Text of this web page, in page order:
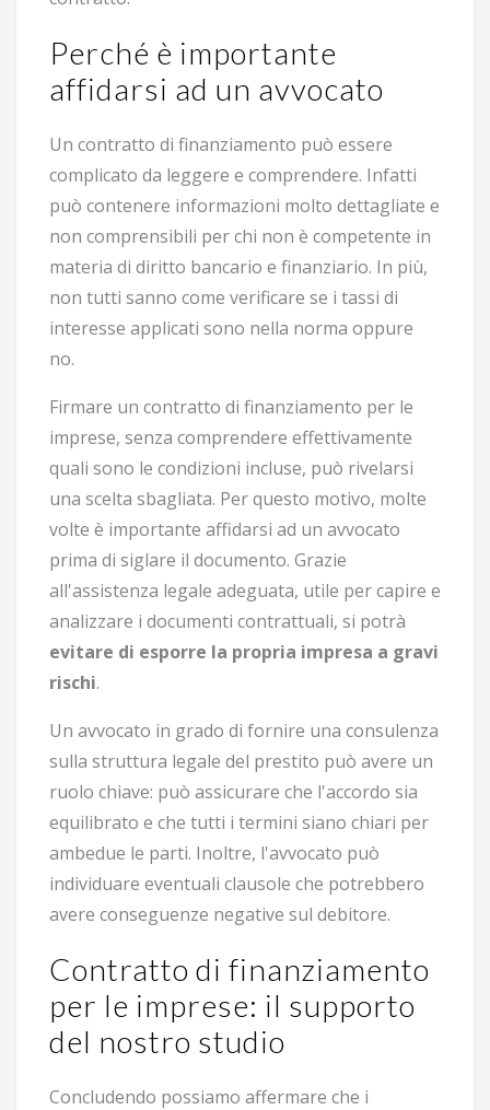
Perché è importante
affidarsi ad un avvocato
Un contratto di finanziamento può essere
complicato da leggere e comprendere. Infatti
può contenere informazioni molto dettagliate e
non comprensibili per chi non è competente in
materia di diritto bancario e finanziario. In più,
non tutti sanno come verificare se i tassi di
interesse applicati sono nella norma oppure
no.
Firmare un contratto di finanziamento per le
imprese, senza comprendere effettivamente
quali sono le condizioni incluse, può rivelarsi
una scelta sbagliata. Per questo motivo, molte
volte è importante affidarsi ad un avvocato
prima di siglare il documento. Grazie
all'assistenza legale adeguata, utile per capire e
analizzare i documenti contrattuali, si potrà
evitare di esporre la propria impresa a gravi
rischi.
Un avvocato in grado di fornire una consulenza
sulla struttura legale del prestito può avere un
ruolo chiave: può assicurare che l'accordo sia
equilibrato e che tutti i termini siano chiari per
ambedue le parti. Inoltre, l'avvocato può
individuare eventuali clausole che potrebbero
avere conseguenze negative sul debitore.
Contratto di finanziamento
per le imprese: il supporto
del nostro studio
Concludendo possiamo affermare che i